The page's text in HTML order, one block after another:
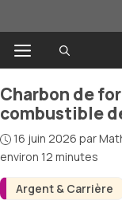
au
contenuMenu
Argent & Carrière
Charbon de
combustible
16 juin 2026 par
environ 12 minutes